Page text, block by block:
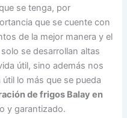
se tenga, por
que se cuente con
de la mejor manera y el
se desarrollan altas
útil, sino además nos
lo más que se pueda
de frigos Balay en
y garantizado.